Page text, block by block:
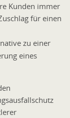
Kunden immer
für einen
zu einer
eines